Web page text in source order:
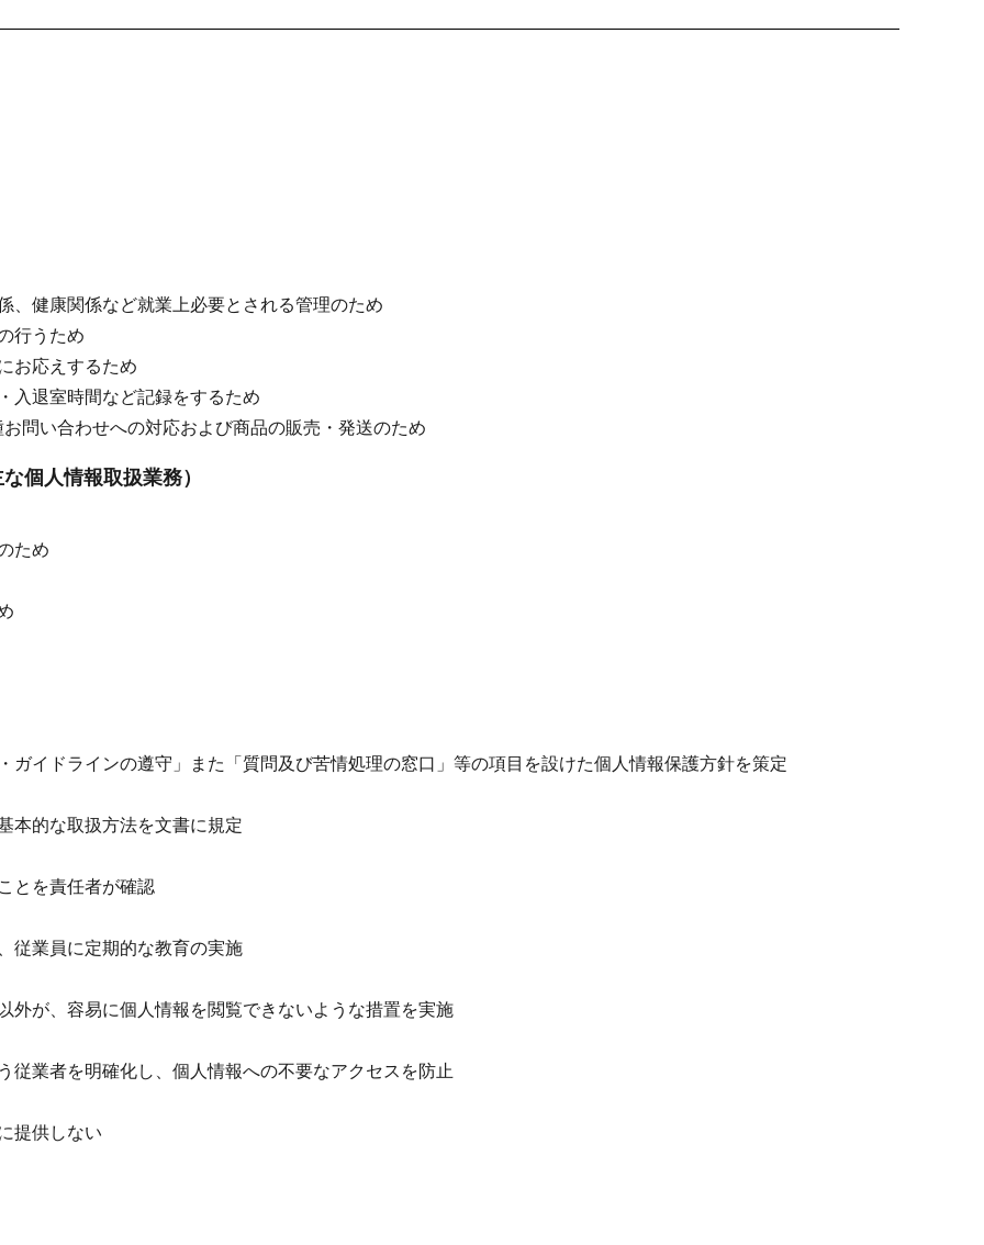
、健康関係など就業上必要とされる管理のため
行うため
お応えするため
入退室時間など記録をするため
問い合わせへの対応および商品の販売・発送のため
個人情報取扱業務）
ため
ガイドラインの遵守」また「質問及び苦情処理の窓口」等の項目を設けた個人情報保護方針を策定
本的な取扱方法を文書に規定
とを責任者が確認
従業員に定期的な教育の実施
外が、容易に個人情報を閲覧できないような措置を実施
従業者を明確化し、個人情報への不要なアクセスを防止
提供しない